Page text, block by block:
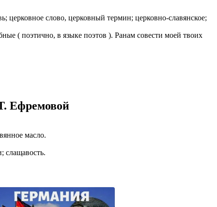
встреча
проживание.
профиле.
в
банка,
церковное слово, церковный термин; церковно-славянское;
( поэтично, в языке поэтов ). Ранам совести моей твоих
Ефремовой
масло.
слащавость.